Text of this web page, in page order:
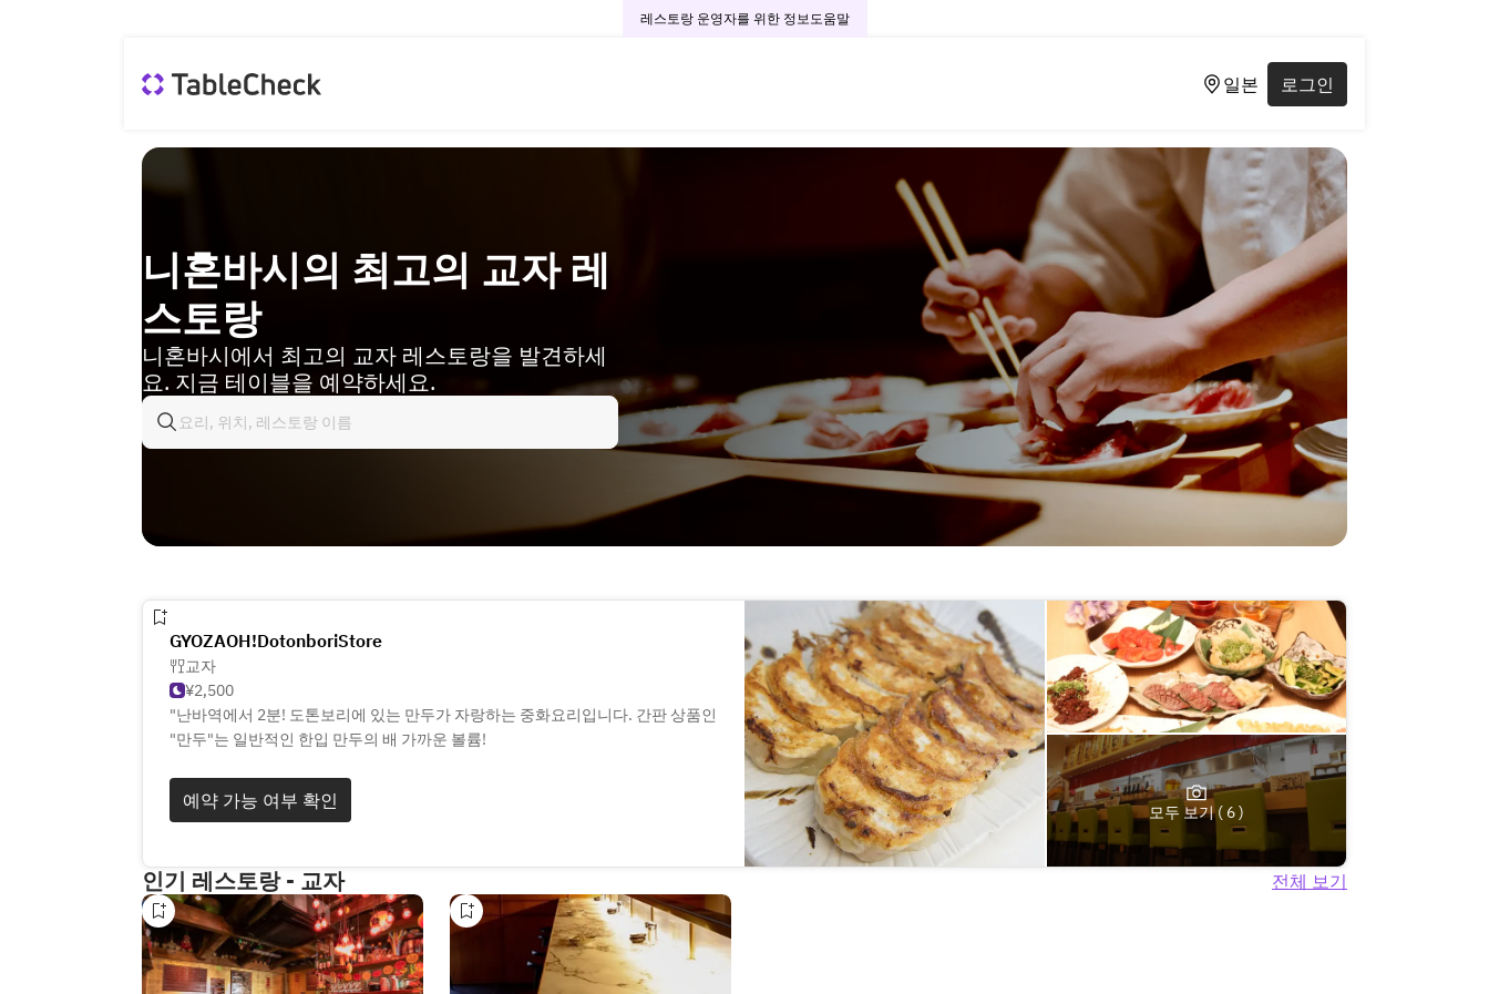
레스토랑 운영자를 위한 정보도움말
일본 로그인
니혼바시의 최고의 교자 레
스토랑
니혼바시에서 최고의 교자 레스토랑을 발견하세
요. 지금 테이블을 예약하세요.
GYOZAOH!DotonboriStore
교자
¥2,500
"난바역에서 2분! 도톤보리에 있는 만두가 자랑하는 중화요리입니다. 간판 상품인
"만두"는 일반적인 한입 만두의 배 가까운 볼륨!
예약 가능 여부 확인
모두 보기 ( 6 )
인기 레스토랑 - 교자 전체 보기